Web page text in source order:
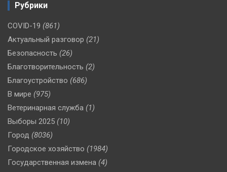
Рубрики
COVID-19 (861)
Актуальный разговор (21)
Безопасность (26)
Благотворительность (2)
Благоустройство (686)
В мире (975)
Ветеринарная служба (1)
Выборы 2025 (10)
Город (8036)
Городское хозяйство (1984)
Государственная измена (4)